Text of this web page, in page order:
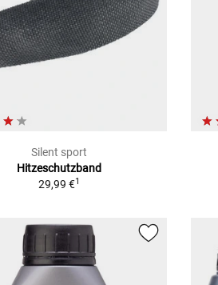
Silent sport
Hitzeschutzband
29,99 €1